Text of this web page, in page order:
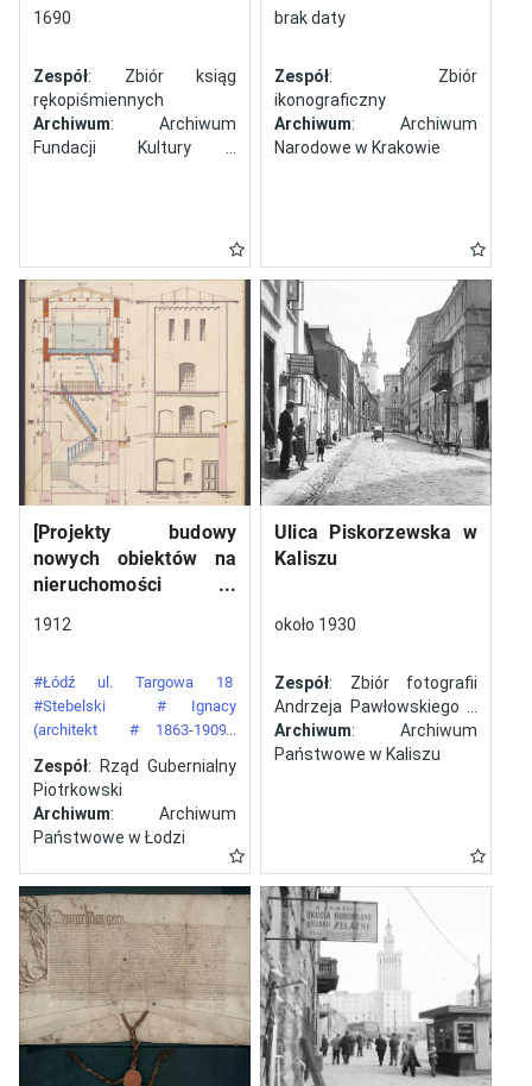
1690
Zespół: Zbiór ksiąg
rękopiśmiennych
Archiwum: Archiwum
Fundacji Kultury i
brak daty
Zespół: Zbiór
ikonograficzny
Archiwum: Archiwum
Narodowe w Krakowie
[Projekty budowy
nowych obiektów na
nieruchomości
numerem 34 przy ulicy
Łodzi]
1912
#Łódź ul. Targowa 18
#Stebelski
# Ignacy
(architekt
# 1863-1909)
Zespół: Rząd Gubernialny
Piotrkowski
Archiwum: Archiwum
Państwowe w Łodzi
Ulica Piskorzewska w
Kaliszu
około 1930
Zespół: Zbiór fotografii
Andrzeja Pawłowskiego z
Kalisza
Archiwum: Archiwum
Państwowe w Kaliszu